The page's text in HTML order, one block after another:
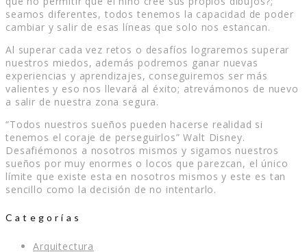
seamos diferentes, todos tenemos la capacidad de poder
cambiar y salir de esas líneas que solo nos estancan.
Al superar cada vez retos o desafíos lograremos superar
nuestros miedos, además podremos ganar nuevas
experiencias y aprendizajes, conseguiremos ser más
valientes y eso nos llevará al éxito; atrevámonos de nuevo
a salir de nuestra zona segura.
“Todos nuestros sueños pueden hacerse realidad si
tenemos el coraje de perseguirlos” Walt Disney.
Desafiémonos a nosotros mismos y sigamos nuestros
sueños por muy enormes o locos que parezcan, el único
límite que existe esta en nosotros mismos y este es tan
sencillo como la decisión de no intentarlo.
Categorías
Arquitectura